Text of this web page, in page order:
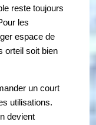
reste toujours
les
espace de
orteil soit bien
un court
utilisations.
devient